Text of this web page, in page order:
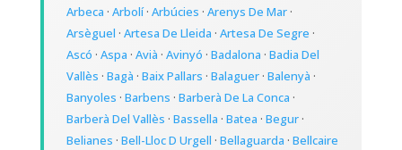
Arbeca · Arbolí· Arbúcies · Arenys De Mar·
Arsèguel · Artesa De Lleida · Artesa De Segre ·
Ascó · Aspa · Avià · Avinyó · Badalona · Badia Del
Vallès · Bagà · Baix Pallars · Balaguer· Balenyà ·
Banyoles · Barbens · Barberà De La Conca ·
Barberà Del Vallès · Bassella · Batea · Begur·
Belianes · Bell-Lloc D Urgell · Bellaguarda · Bellcaire